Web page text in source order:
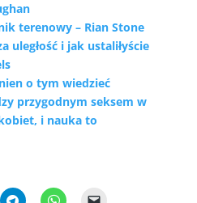
terenowy – Rian Stone
uległość i jak ustaliłyście
o tym wiedzieć
przygodnym seksem w
i nauka to